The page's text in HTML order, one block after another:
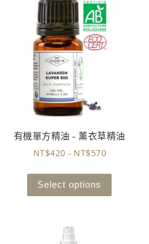
有機單方精油 – 薰衣草精油
NT$420 – NT$570
Select options